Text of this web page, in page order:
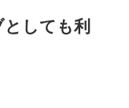
しても利